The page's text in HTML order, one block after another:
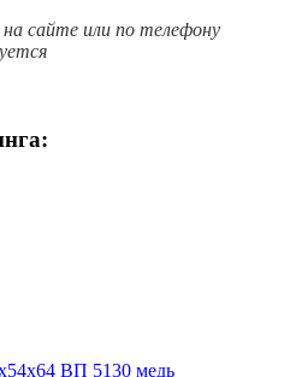
на сайте или по телефону
ВП 5130 медь